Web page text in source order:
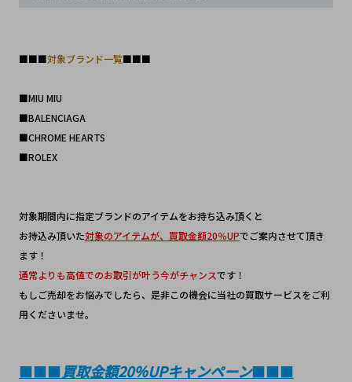
■■■対象ブランド一覧■■■
■MIU MIU
■BALENCIAGA
■CHROME HEARTS
■ROLEX
対象期間内に指定ブランドのアイテムをお持ち込み頂くと
お持込み頂いた対象のアイテムが、買取金額20％UPでご案内させて頂き
ます！
通常よりも高値でのお取引が叶う今がチャンスです！
もしご売却をお悩みでしたら、是非この機会に当社の買取サービスをご利
用くださいませ。
■■■買取金額20％UPキャンペーン■■■